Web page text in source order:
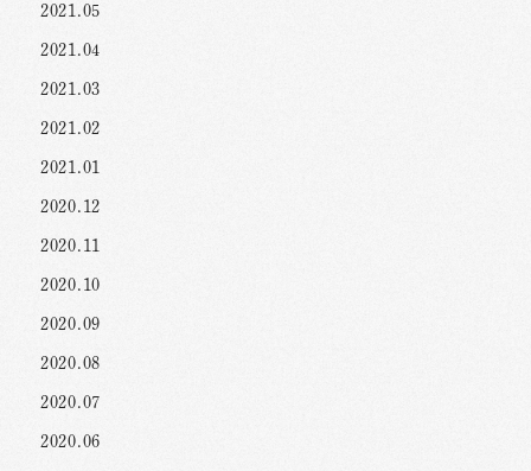
2021.05
2021.04
2021.03
2021.02
2021.01
2020.12
2020.11
2020.10
2020.09
2020.08
2020.07
2020.06